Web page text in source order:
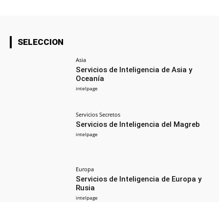
SELECCION
Asia
Servicios de Inteligencia de Asia y
Oceanía
intelpage
Servicios Secretos
Servicios de Inteligencia del Magreb
intelpage
Europa
Servicios de Inteligencia de Europa y
Rusia
intelpage